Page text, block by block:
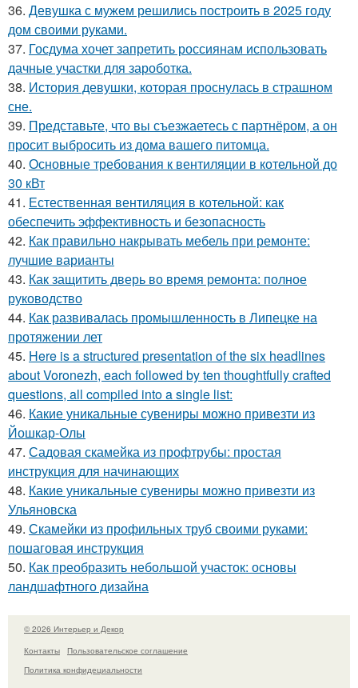
36. Девушка с мужем решились построить в 2025 году
дом своими руками.
37. Госдума хочет запретить россиянам использовать
дачные участки для зароботка.
38. История девушки, которая проснулась в страшном
сне.
39. Представьте, что вы съезжаетесь с партнёром, а он
просит выбросить из дома вашего питомца.
40. Основные требования к вентиляции в котельной до
30 кВт
41. Естественная вентиляция в котельной: как
обеспечить эффективность и безопасность
42. Как правильно накрывать мебель при ремонте:
лучшие варианты
43. Как защитить дверь во время ремонта: полное
руководство
44. Как развивалась промышленность в Липецке на
протяжении лет
45. Here is a structured presentation of the six headlines
about Voronezh, each followed by ten thoughtfully crafted
questions, all compiled into a single list:
46. Какие уникальные сувениры можно привезти из
Йошкар-Олы
47. Садовая скамейка из профтрубы: простая
инструкция для начинающих
48. Какие уникальные сувениры можно привезти из
Ульяновска
49. Скамейки из профильных труб своими руками:
пошаговая инструкция
50. Как преобразить небольшой участок: основы
ландшафтного дизайна
© 2026 Интерьер и Декор
Контакты
Пользовательское соглашение
Политика конфидециальности